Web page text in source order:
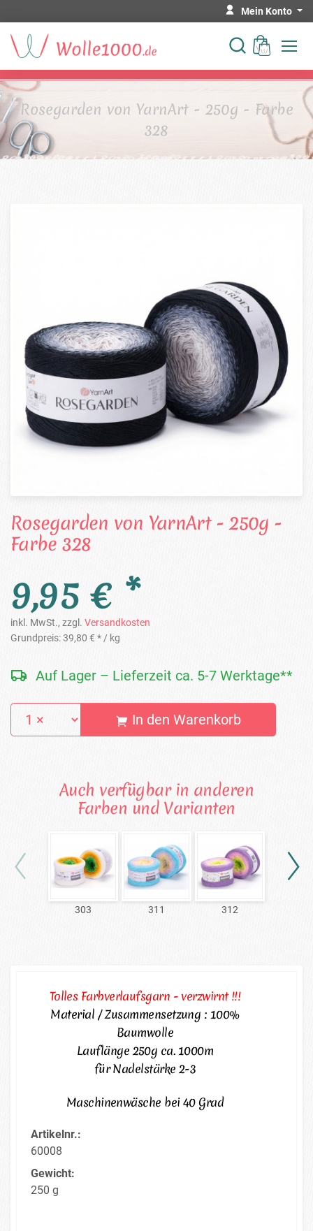
Mein Konto
Rosegarden von YarnArt - 250g - Farbe
328
Rosegarden von YarnArt - 250g -
Farbe 328
9,95 € *
inkl. MwSt., zzgl. Versandkosten
Grundpreis:39,80 € * / kg
Auf Lager – Lieferzeit ca. 5-7 Werktage**
In den Warenkorb
Auch verfügbar in anderen
Farben und Varianten
303 311 312
Tolles Farbverlaufsgarn - verzwirnt !!!
Material / Zusammensetzung : 100%
Baumwolle
Lauflänge 250g ca. 1000m
für Nadelstärke 2-3
Maschinenwäsche bei 40 Grad
Artikelnr.:
60008
Gewicht:
250 g